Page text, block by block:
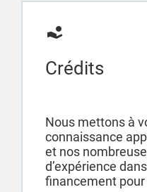
Crédits
Nous mettons à
connaissance
et nos
d’expérience
financement